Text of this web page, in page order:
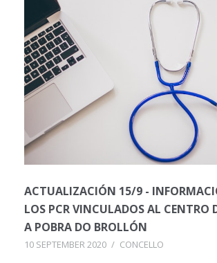
ACTUALIZACIÓN 15/9 -
LOS PCR VINCULADOS AL CENTRO
A POBRA DO BROLLÓN
10 SEPTEMBER 2020 / CONCELLO